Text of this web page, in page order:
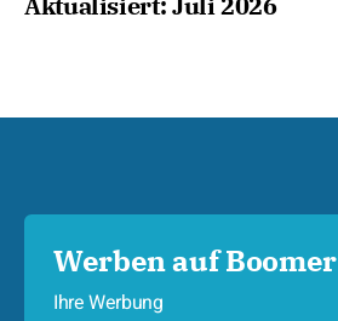
Werben auf Boomer
Ihre Werbung